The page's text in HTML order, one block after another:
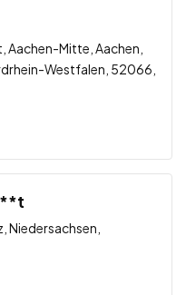
Aachen-Mitte, Aachen,
Westfalen, 52066,
Niedersachsen,